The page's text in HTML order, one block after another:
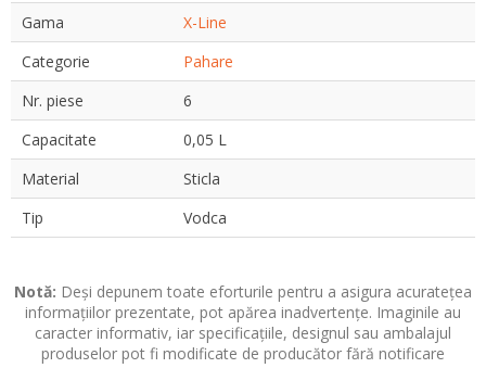
Gama
X-Line
Categorie
Pahare
Nr. piese
6
Capacitate
0,05 L
Material
Sticla
Tip
Vodca
Notă: Deși depunem toate eforturile pentru a asigura acuratețea
informațiilor prezentate, pot apărea inadvertențe. Imaginile au
caracter informativ, iar specificațiile, designul sau ambalajul
produselor pot fi modificate de producător fără notificare